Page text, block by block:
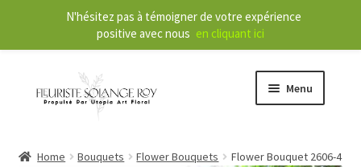
Menu
Home Bouquets Flower Bouquets Flower Bouquet 2606-4
N'hésitez pas à témoigner de votre expérience
positive avec nous en cliquant ici